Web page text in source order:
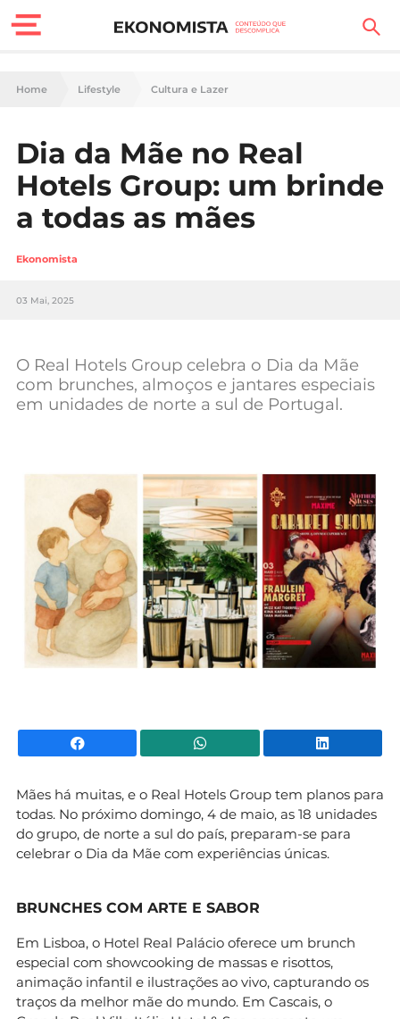
Finanças Pessoais
Carreira
Casa
Lifestyle
Sociedade
Negócios
Home Lifestyle Cultura e Lazer
Dia da Mãe no Real
Hotels Group: um brinde
a todas as mães
Ekonomista
03 Mai, 2025
O Real Hotels Group celebra o Dia da Mãe
com brunches, almoços e jantares especiais
em unidades de norte a sul de Portugal.
Facebook WhatsApp
Mães há muitas, e o Real Hotels Group tem planos para
todas. No próximo domingo, 4 de maio, as 18 unidades
do grupo, de norte a sul do país, preparam-se para
celebrar o Dia da Mãe com experiências únicas.
BRUNCHES COM ARTE E SABOR
Em Lisboa, o Hotel Real Palácio oferece um brunch
especial com showcooking de massas e risottos,
animação infantil e ilustrações ao vivo, capturando os
traços da melhor mãe do mundo. Em Cascais, o